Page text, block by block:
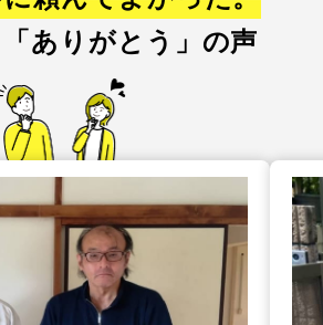
ありがとう」の声